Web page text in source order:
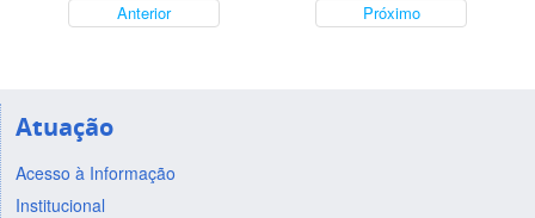
Anterior Próximo
Atuação
Acesso à Informação
Institucional